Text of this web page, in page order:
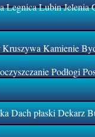
Legnica Lubin
Kamienie
Podłogi
Dach płaski Dekarz